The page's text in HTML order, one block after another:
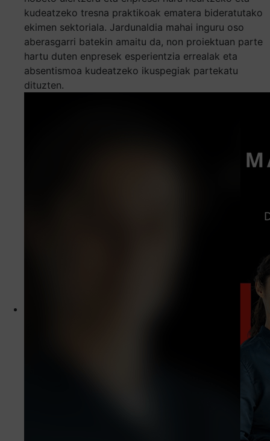
kudeatzeko tresna praktikoak ematera bideratutako
ekimen sektoriala. Jardunaldia mahai inguru oso
aberasgarri batekin amaitu da, non proiektuan parte
hartu duten enpresek esperientzia errealak eta
absentismoa kudeatzeko ikuspegiak partekatu
dituzten.